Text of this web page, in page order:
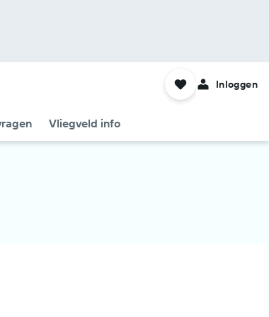
Vliegveld info
Inloggen